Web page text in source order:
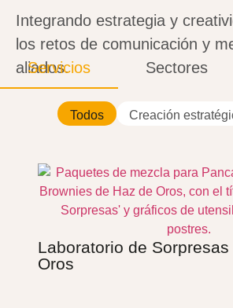
Integrando estrategia y
los retos de comunicación y
aliados.
Servicios Sectores
Creación
Todos
Laboratorio de Sorpresas
Oros